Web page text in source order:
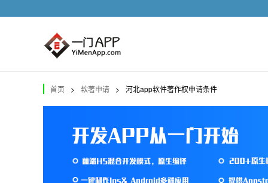
首页 > 软著申请 > 河北app软件著作权申请条件